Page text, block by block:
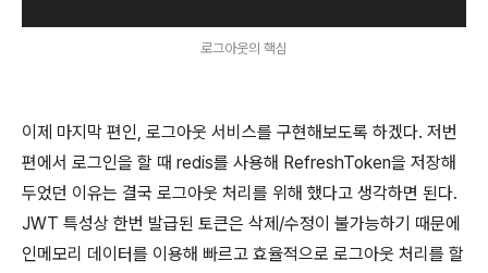
로그아웃의 핵심
이제 마지막 편인, 로그아웃 서비스를 구현해보도록 하겠다. 저번
편에서 로그인을 할 때 redis를 사용해 RefreshToken을 저장해
두었던 이유는 결국 로그아웃 처리를 위해 했다고 생각하면 된다.
JWT 특성상 한번 발급된 토큰은 삭제/수정이 불가능하기 때문에
인메모리 데이터를 이용해 빠르고 효율적으로 로그아웃 처리를 할